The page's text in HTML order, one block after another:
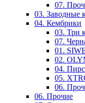
07.
03. Заводные
04. Кембрики
03. Три
07.
01.
02.
04. Пирс
05.
06.
06. Прочие